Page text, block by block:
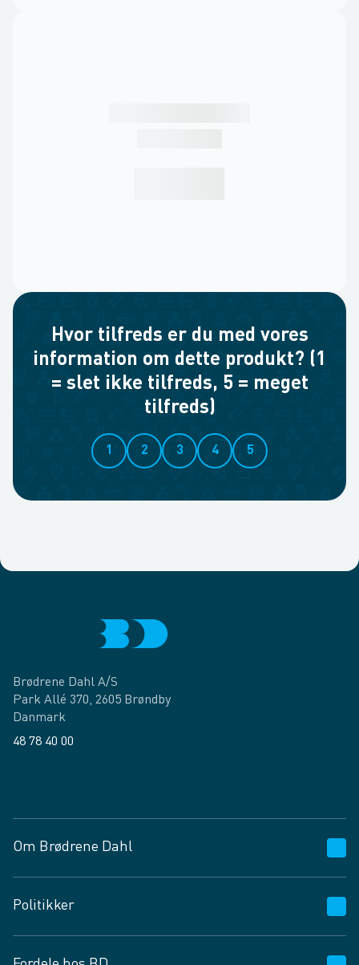
Hvor tilfreds er du med vores
information om dette produkt? (1
= slet ikke tilfreds, 5 = meget
tilfreds)
1 2 3 4 5
Brødrene Dahl A/S
Park Allé 370, 2605 Brøndby
Danmark
48 78 40 00
Om Brødrene Dahl
Vagttelefon 30 10 89 89
Spørgsmål og svar
Politikker